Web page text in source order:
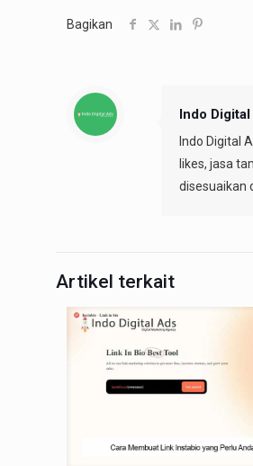
Bagikan
Indo
Indo Digital
likes, jasa
disesuaikan
Artikel terkait